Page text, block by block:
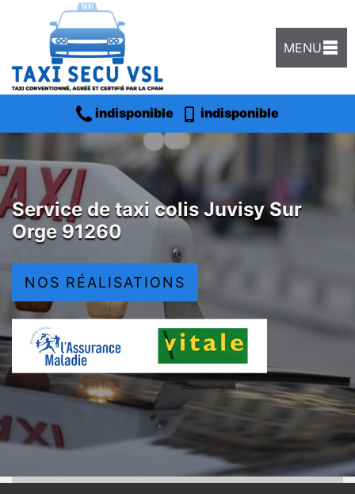
MENU
indisponible indisponible
Service de taxi colis Juvisy Sur
Orge 91260
NOS RÉALISATIONS